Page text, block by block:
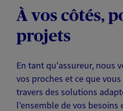
À vos côtés,
projets
En tant qu'assureur, nous
vos proches et ce que
travers des solutions
l'ensemble de vos besoins